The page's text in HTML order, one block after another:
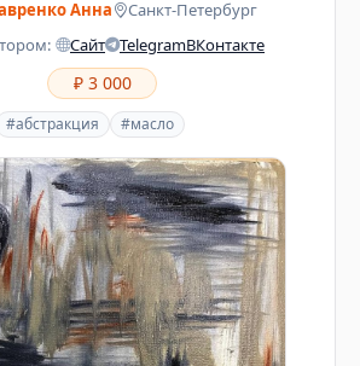
#абстракция #масло
Анна
Санкт-Петербург
Сайт TelegramВКонтакте
₽ 3 000